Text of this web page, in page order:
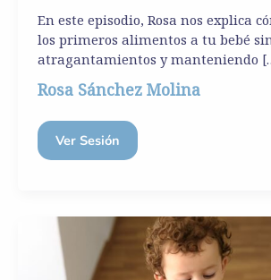
En este episodio, Rosa nos explica
los primeros alimentos a tu bebé
atragantamientos y manteniendo
Rosa Sánchez Molina
Ver Sesión
El
método
blw